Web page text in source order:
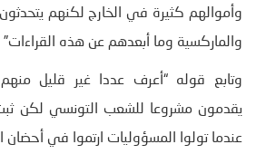
وأموالهم كثيرة في الخارج لكنهم يتحدثون
والماركسية وما أبعدهم عن هذه
وتابع قوله “أعرف عددا غير قليل منهم
يقدمون مشروعا للشعب التونسي لكن ثبت
عندما تولوا المسؤوليات ارتموا في أحضان